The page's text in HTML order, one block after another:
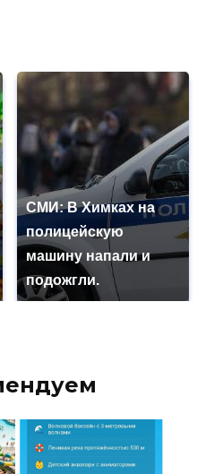
СМИ: В Химках на
полицейскую
машину напали и
подожгли.